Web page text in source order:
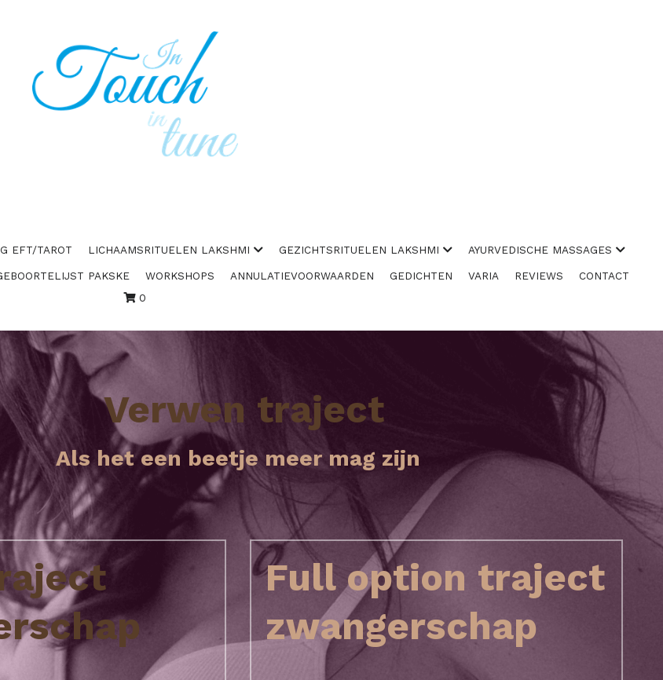
EFT/TAROT LICHAAMSRITUELEN LAKSHMI GEZICHTSRITUELEN LAKSHMI AYURVEDISCHE MASSAGES
PAKSKE WORKSHOPS ANNULATIEVOORWAARDEN GEDICHTEN VARIA REVIEWS
CONTACT
0
Verwen traject
Als het een beetje meer mag zijn
Full option traject
zwangerschap